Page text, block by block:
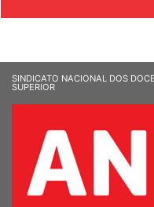
SINDICATO NACIONAL DOS
SUPERIOR